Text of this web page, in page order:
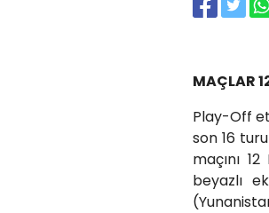
MAÇLAR
Play-Off
son 16
maçını
beyazlı